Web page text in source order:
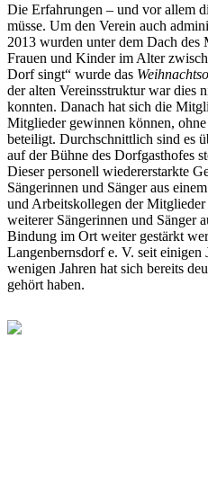
Die Erfahrungen – und vor allem
müsse. Um den Verein auch
2013 wurden unter dem Dach
Frauen und Kinder im Alter
Dorf singt“ wurde das
der alten Vereinsstruktur war dies
konnten. Danach hat sich die
Mitglieder gewinnen können,
beteiligt. Durchschnittlich sind es
auf der Bühne des Dorfgasthofes
Dieser personell wiedererstarkte
Sängerinnen und Sänger aus
und Arbeitskollegen der Mitglieder
weiterer Sängerinnen und Sänger
Bindung im Ort weiter gestärkt
Langenbernsdorf e. V. seit einigen
wenigen Jahren hat sich bereits
gehört haben.